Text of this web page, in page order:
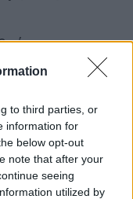
to third parties, or
information for
below opt-out
note that after your
seeing
utilized by
την
να μειώσει
από το